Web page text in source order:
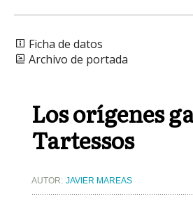
Ficha de datos
Archivo de portada
Los orígenes
Tartessos
AUTOR: JAVIER MAREAS